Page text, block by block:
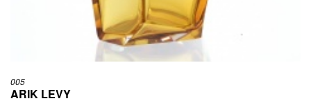
005
ARIK LEVY